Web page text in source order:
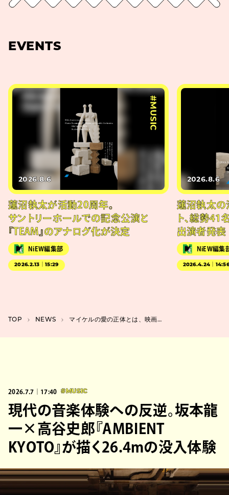
EVENTS
#MUSIC
2026.8.6
蓮沼執太が活動20周年。
サントリーホールでの記念公演と
『TEAM』のアナログ化が決定
NiEW編集部
2026.2.13｜15:29
2026.8.6
蓮沼執太の
ト、総勢41
出演者発表
NiEW編集
2026.4.24｜
TOP NEWS マイケルの愛の正体とは、映画『Michael』特別映像＆入場者特典第7弾までを一挙公開
2026.7.7｜17:40 #MUSIC
現代の音楽体験への反逆。坂本龍
一×高谷史郎『AMBIENT
KYOTO』が描く26.4mの没入体験